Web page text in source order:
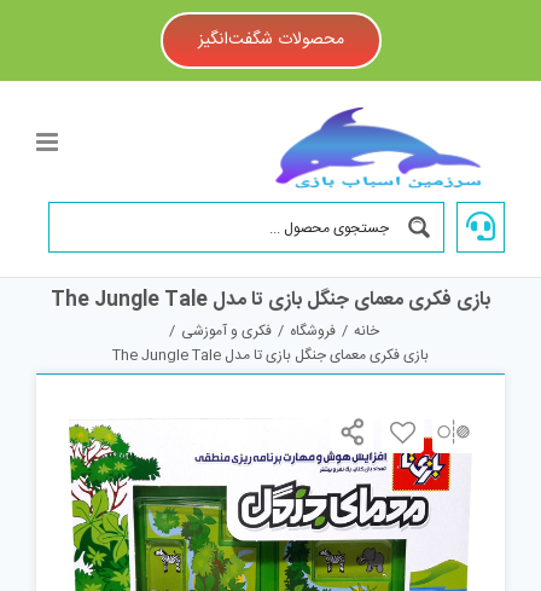
محصولات شگفت‌انگیز
بازی فکری معمای جنگل بازی تا مدل The Jungle Tale
خانه / فروشگاه / فکری و آموزشی /
بازی فکری معمای جنگل بازی تا مدل The Jungle Tale